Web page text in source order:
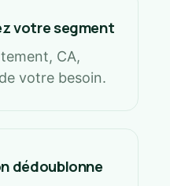
votre segment
CA,
votre besoin.
dédoublonne